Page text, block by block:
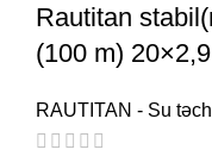
Rautitan
(100 m) 20×2,9
RAUTITAN - Su